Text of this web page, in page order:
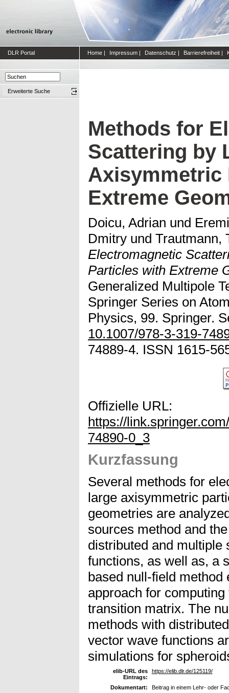
DLR Portal Home | Impressum | Datenschutz | Barrierefreiheit |
Erweiterte Suche
Methods for
Scattering by
Axisymmetric
Extreme
Doicu, Adrian und
Dmitry und Trautmann,
Electromagnetic
Particles with Extreme
Generalized Multipole
Springer Series on
Physics, 99. Springer.
10.1007/978-3-319-
74889-4. ISSN 1615-
Offizielle URL:
https://
74890-0_3
Kurzfassung
Several methods for
large axisymmetric
geometries are
sources method and
distributed and multiple
functions, as well as, a
based null-field method
approach for
transition matrix. The
methods with
vector wave functions
simulations for
elib-URL des
Eintrags:
https://elib.dlr.de/125119/
Dokumentart:
Beitrag in einem Lehr- oder